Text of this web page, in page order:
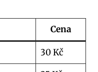
Cena
30 Kč